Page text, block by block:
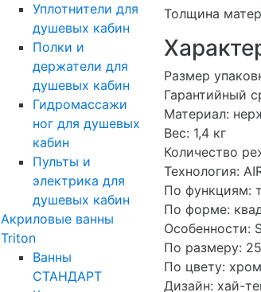
Уплотнители для
душевых кабин
Полки и
держатели для
душевых кабин
Гидромассажи
ног для душевых
кабин
Пульты и
электрика для
душевых кабин
Акриловые ванны
Triton
Ванны
СТАНДАРТ
Толщина
Размер
Гарантийный
Материал:
Вес: 1,4 кг
Количество
Технология:
По функциям:
По форме:
Особенности:
По размеру:
По цвету:
Дизайн: хай-